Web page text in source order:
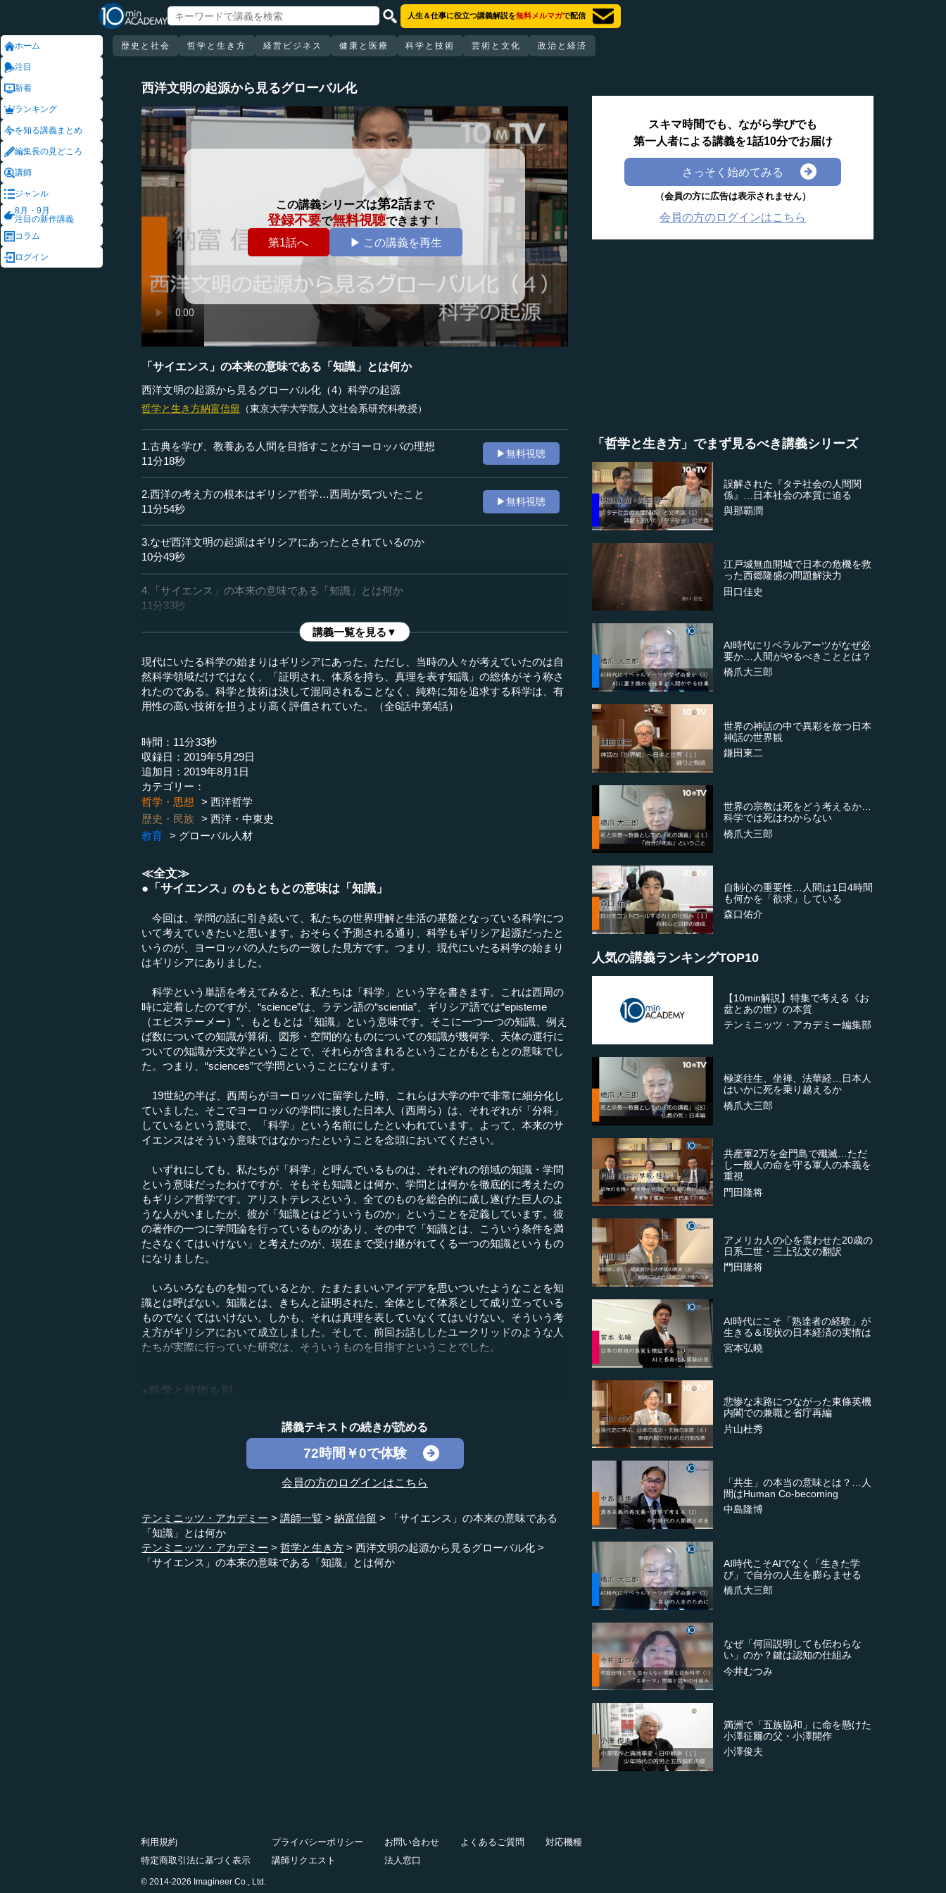
ホーム
注目
新着
ランキング
を知る講義まとめ
編集長の見どころ
講師
ジャンル
8月・9月
注目の新作講義
コラム
ログイン
人生＆仕事に役立つ講義解説を無料メルマガで配信
歴史と社会 哲学と生き方 経営ビジネス 健康と医療 科学と技術 芸術と文化 政治と経済
西洋文明の起源から見るグローバル化
この講義シリーズは第2話まで
登録不要で無料視聴できます！
第1話へ
▶ この講義を再生
「サイエンス」の本来の意味である「知識」とは何か
西洋文明の起源から見るグローバル化（4）科学の起源
哲学と生き方納富信留 （東京大学大学院人文社会系研究科教授）
1.古典を学び、教養ある人間を目指すことがヨーロッパの理想
11分18秒
▶無料視聴
2.西洋の考え方の根本はギリシア哲学…西周が気づいたこと
11分54秒
▶無料視聴
3.なぜ西洋文明の起源はギリシアにあったとされているのか
10分49秒
4.「サイエンス」の本来の意味である「知識」とは何か
11分33秒
講義一覧を見る▼
現代にいたる科学の始まりはギリシアにあった。ただし、当時の人々が考えていたのは自
然科学領域だけではなく、「証明され、体系を持ち、真理を表す知識」の総体がそう称さ
れたのである。科学と技術は決して混同されることなく、純粋に知を追求する科学は、有
用性の高い技術を担うより高く評価されていた。（全6話中第4話）
時間：11分33秒
収録日：2019年5月29日
追加日：2019年8月1日
カテゴリー：
哲学・思想
西洋哲学
歴史・民族
西洋・中東史
教育
グローバル人材
≪全文≫
●「サイエンス」のもともとの意味は「知識」
今回は、学問の話に引き続いて、私たちの世界理解と生活の基盤となっている科学につ
いて考えていきたいと思います。おそらく予測される通り、科学もギリシア起源だったと
いうのが、ヨーロッパの人たちの一致した見方です。つまり、現代にいたる科学の始まり
はギリシアにありました。
科学という単語を考えてみると、私たちは「科学」という字を書きます。これは西周の
時に定着したのですが、“science”は、ラテン語の“scientia”、ギリシア語では“episteme
（エピステーメー）”、もともとは「知識」という意味です。そこに一つ一つの知識、例え
ば数についての知識が算術、図形・空間的なものについての知識が幾何学、天体の運行に
ついての知識が天文学ということで、それらが含まれるということがもともとの意味でし
た。つまり、“sciences”で学問ということになります。
19世紀の半ば、西周らがヨーロッパに留学した時、これらは大学の中で非常に細分化し
ていました。そこでヨーロッパの学問に接した日本人（西周ら）は、それぞれが「分科」
しているという意味で、「科学」という名前にしたといわれています。よって、本来のサ
イエンスはそういう意味ではなかったということを念頭においてください。
いずれにしても、私たちが「科学」と呼んでいるものは、それぞれの領域の知識・学問
という意味だったわけですが、そもそも知識とは何か、学問とは何かを徹底的に考えたの
もギリシア哲学です。アリストテレスという、全てのものを総合的に成し遂げた巨人のよ
うな人がいましたが、彼が「知識とはどういうものか」ということを定義しています。彼
の著作の一つに学問論を行っているものがあり、その中で「知識とは、こういう条件を満
たさなくてはいけない」と考えたのが、現在まで受け継がれてくる一つの知識というもの
になりました。
いろいろなものを知っているとか、たまたまいいアイデアを思いついたようなことを知
識とは呼ばない。知識とは、きちんと証明された、全体として体系として成り立っている
ものでなくてはいけない。しかも、それは真理を表していなくてはいけない。そういう考
え方がギリシアにおいて成立しました。そして、前回お話ししたユークリッドのような人
たちが実際に行っていた研究は、そういうものを目指すということでした。
●科学と技術を別...
講義テキストの続きが読める
72時間￥0で体験
会員の方のログインはこちら
テンミニッツ・アカデミー 講師一覧 納富信留
「サイエンス」の本来の意味である
「知識」とは何か
テンミニッツ・アカデミー
哲学と生き方
西洋文明の起源から見るグローバル化
「サイエンス」の本来の意味である「知識」とは何か
スキマ時間でも、ながら学びでも
第一人者による講義を1話10分でお届け
さっそく始めてみる
（会員の方に広告は表示されません）
会員の方のログインはこちら
「哲学と生き方」でまず見るべき講義シリーズ
誤解された『タテ社会の人間関
係』…日本社会の本質に迫る
與那覇潤
江戸城無血開城で日本の危機を救
った西郷隆盛の問題解決力
田口佳史
AI時代にリベラルアーツがなぜ必
要か…人間がやるべきこととは？
橋爪大三郎
世界の神話の中で異彩を放つ日本
神話の世界観
鎌田東二
世界の宗教は死をどう考えるか…
科学では死はわからない
橋爪大三郎
自制心の重要性…人間は1日4時間
も何かを「欲求」している
森口佑介
人気の講義ランキングTOP10
【10min解説】特集で考える《お
盆とあの世》の本質
テンミニッツ・アカデミー編集部
極楽往生、坐禅、法華経…日本人
はいかに死を乗り越えるか
橋爪大三郎
共産軍2万を金門島で殲滅…ただ
し一般人の命を守る軍人の本義を
重視
門田隆将
アメリカ人の心を震わせた20歳の
日系二世・三上弘文の翻訳
門田隆将
AI時代にこそ「熟達者の経験」が
生きる＆現状の日本経済の実情は
宮本弘曉
悲惨な末路につながった東條英機
内閣での兼職と省庁再編
片山杜秀
「共生」の本当の意味とは？…人
間はHuman Co-becoming
中島隆博
AI時代こそAIでなく「生きた学
び」で自分の人生を膨らませる
橋爪大三郎
なぜ「何回説明しても伝わらな
い」のか？鍵は認知の仕組み
今井むつみ
満洲で「五族協和」に命を懸けた
小澤征爾の父・小澤開作
小澤俊夫
利用規約 プライバシーポリシー お問い合わせ よくあるご質問
対応機種
特定商取引法に基づく表示
講師リクエスト 法人窓口
© 2014-2026 Imagineer Co., Ltd.